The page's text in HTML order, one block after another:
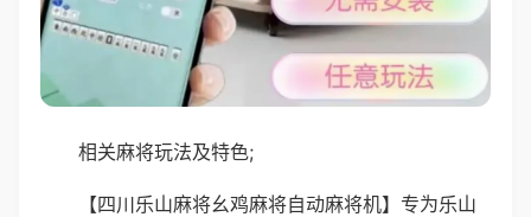
相关麻将玩法及特色;
【四川乐山麻将幺鸡麻将自动麻将机】专为乐山